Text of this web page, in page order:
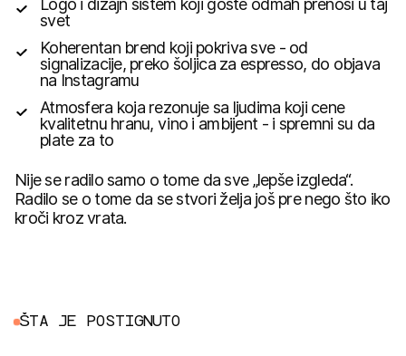
Logo i dizajn sistem koji goste odmah prenosi u taj
svet
Koherentan brend koji pokriva sve - od
signalizacije, preko šoljica za espresso, do objava
na Instagramu
Atmosfera koja rezonuje sa ljudima koji cene
kvalitetnu hranu, vino i ambijent - i spremni su da
plate za to
Nije se radilo samo o tome da sve „lepše izgleda“.
Radilo se o tome da se stvori želja još pre nego što iko
kroči kroz vrata.
ŠTA JE POSTIGNUTO